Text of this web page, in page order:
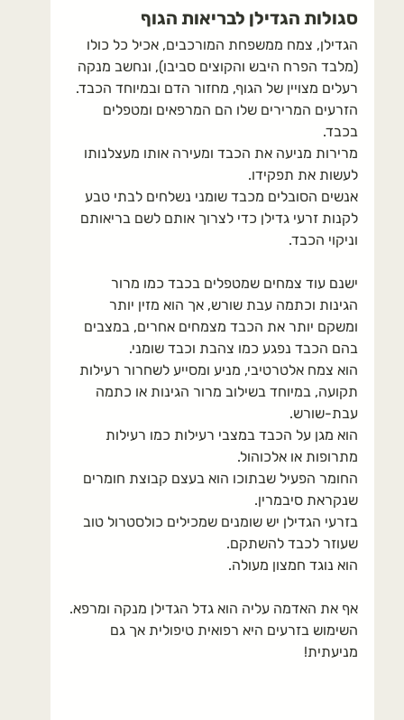
סגולות הגדילן לבריאות הגוף
הגדילן, צמח ממשפחת המורכבים, אכיל כל כולו
(מלבד הפרח היבש והקוצים סביבו), ונחשב מנקה
רעלים מצויין של הגוף, מחזור הדם ובמיוחד הכבד.
הזרעים המרירים שלו הם המרפאים ומטפלים
בכבד.
מרירות מניעה את הכבד ומעירה אותו מעצלנותו
לעשות את תפקידו.
אנשים הסובלים מכבד שומני נשלחים לבתי טבע
לקנות זרעי גדילן כדי לצרוך אותם לשם בריאותם
וניקוי הכבד.
ישנם עוד צמחים שמטפלים בכבד כמו מרור
הגינות וכתמה עבת שורש, אך הוא מזין יותר
ומשקם יותר את הכבד מצמחים אחרים, במצבים
בהם הכבד נפגע כמו צהבת וכבד שומני.
הוא צמח אלטרטיבי, מניע ומסייע לשחרור רעילות
תקועה, במיוחד בשילוב מרור הגינות או כתמה
עבת-שורש.
הוא מגן על הכבד במצבי רעילות כמו רעילות
מתרופות או אלכוהול.
החומר הפעיל שבתוכו הוא בעצם קבוצת חומרים
שנקראת סיבמרין.
בזרעי הגדילן יש שומנים שמכילים כולסטרול טוב
שעוזר לכבד להשתקם.
הוא נוגד חמצון מעולה.
אף את האדמה עליה הוא גדל הגדילן מנקה ומרפא.
השימוש בזרעים היא רפואית טיפולית אך גם
מניעתית!